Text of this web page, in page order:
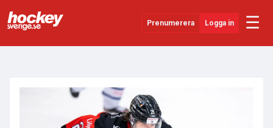
Prenumerera Logga in ☰